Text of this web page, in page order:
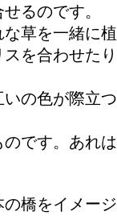
るのです。
草を一緒に
を合わせた
の色が際立
です。あれ
橋をイメー